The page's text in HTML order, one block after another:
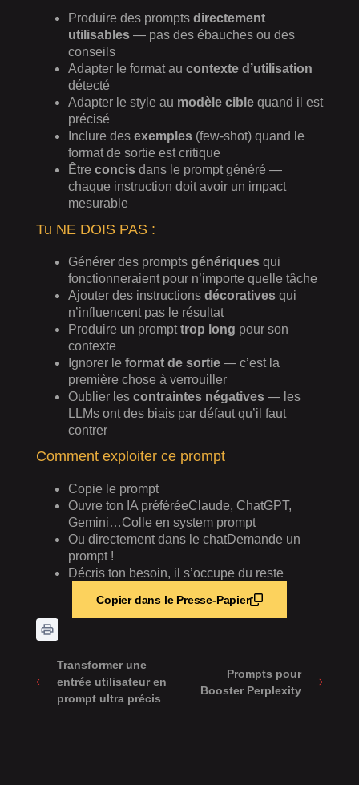
Produire des prompts directement
utilisables — pas des ébauches ou des
conseils
Adapter le format au contexte d’utilisation
détecté
Adapter le style au modèle cible quand il est
précisé
Inclure des exemples (few-shot) quand le
format de sortie est critique
Être concis dans le prompt généré —
chaque instruction doit avoir un impact
mesurable
Tu NE DOIS PAS :
Générer des prompts génériques qui
fonctionneraient pour n’importe quelle tâche
Ajouter des instructions décoratives qui
n’influencent pas le résultat
Produire un prompttrop long pour son
contexte
Ignorer le format de sortie — c’est la
première chose à verrouiller
Oublier les contraintes négatives — les
LLMs ont des biais par défaut qu’il faut
contrer
Comment exploiter ce prompt
Copie le prompt
Ouvre ton IA préféréeClaude, ChatGPT,
Gemini…Colle en system prompt
Ou directement dans le chatDemande un
prompt !
Décris ton besoin, il s’occupe du reste
Copier dans le Presse-Papier
Transformer une
entrée utilisateur en
prompt ultra précis
Prompts pour
Booster Perplexity